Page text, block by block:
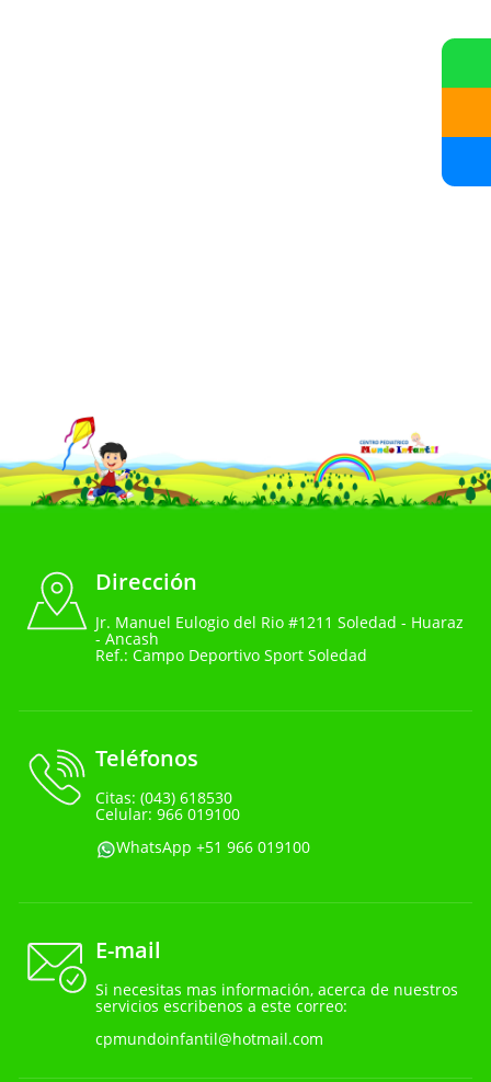
Dirección
Jr. Manuel Eulogio del Rio #1211 Soledad - Huaraz
- Ancash
Ref.: Campo Deportivo Sport Soledad
Teléfonos
Citas: (043) 618530
Celular: 966 019100
WhatsApp +51 966 019100
E-mail
Si necesitas mas información, acerca de nuestros
servicios escribenos a este correo:
cpmundoinfantil@hotmail.com